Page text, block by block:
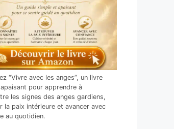
“Vivre avec les anges”, un livre
pour apprendre à
les signes des anges gardiens,
la paix intérieure et avancer avec
au quotidien.